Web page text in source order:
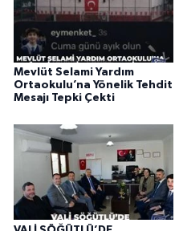
Mevlüt Selami Yardım
Ortaokulu’na Yönelik Tehdit
Mesajı Tepki Çekti